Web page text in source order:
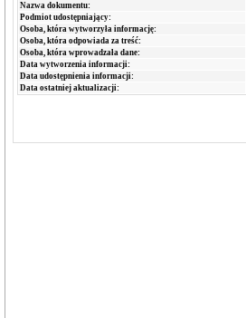
Nazwa dokumentu:
Podmiot udostępniający:
Osoba, która wytworzyła informację:
Osoba, która odpowiada za treść:
Osoba, która wprowadzała dane:
Data wytworzenia informacji:
Data udostępnienia informacji:
Data ostatniej aktualizacji: